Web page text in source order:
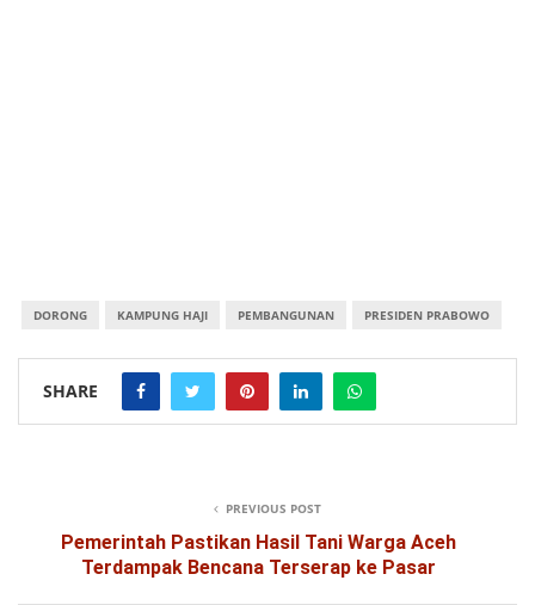
DORONG KAMPUNG HAJI PEMBANGUNAN PRESIDEN PRABOWO
SHARE
PREVIOUS POST
Pemerintah Pastikan Hasil Tani Warga Aceh
Terdampak Bencana Terserap ke Pasar